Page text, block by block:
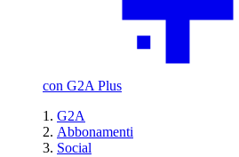
con G2A Plus
G2A
Abbonamenti
Social